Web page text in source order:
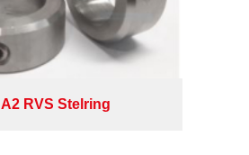
A2 RVS Stelring